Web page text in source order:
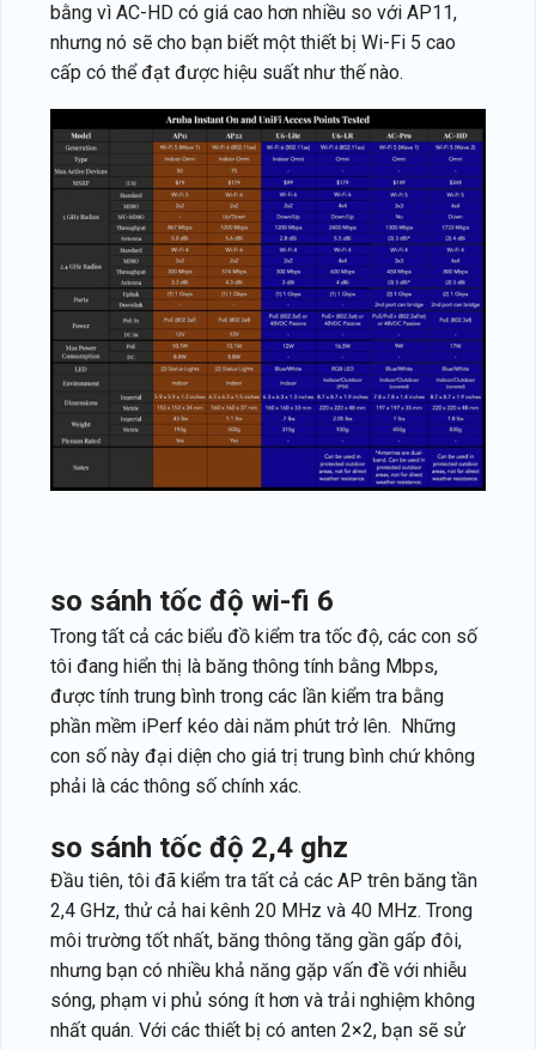
bằng vì AC-HD có giá cao hơn nhiều so với AP11,
nhưng nó sẽ cho bạn biết một thiết bị Wi-Fi 5 cao
cấp có thể đạt được hiệu suất như thế nào.
so sánh tốc độ wi-fi 6
Trong tất cả các biểu đồ kiểm tra tốc độ, các con số
tôi đang hiển thị là băng thông tính bằng Mbps,
được tính trung bình trong các lần kiểm tra bằng
phần mềm iPerf kéo dài năm phút trở lên. Những
con số này đại diện cho giá trị trung bình chứ không
phải là các thông số chính xác.
so sánh tốc độ 2,4 ghz
Đầu tiên, tôi đã kiểm tra tất cả các AP trên băng tần
2,4 GHz, thử cả hai kênh 20 MHz và 40 MHz. Trong
môi trường tốt nhất, băng thông tăng gần gấp đôi,
nhưng bạn có nhiều khả năng gặp vấn đề với nhiễu
sóng, phạm vi phủ sóng ít hơn và trải nghiệm không
nhất quán. Với các thiết bị có anten 2×2, bạn sẽ sử